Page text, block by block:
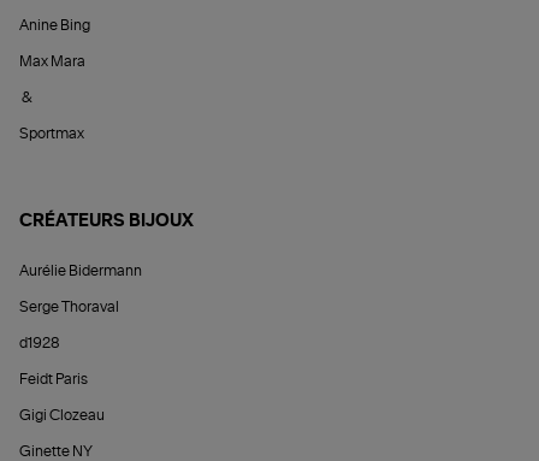
Anine Bing
Max Mara
&
Sportmax
CRÉATEURS BIJOUX
Aurélie Bidermann
Serge Thoraval
d1928
Feidt Paris
Gigi Clozeau
Ginette NY